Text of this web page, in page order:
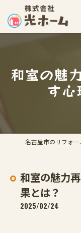
和室の魅
す心
和室の魅力
果とは？
2025/02/24